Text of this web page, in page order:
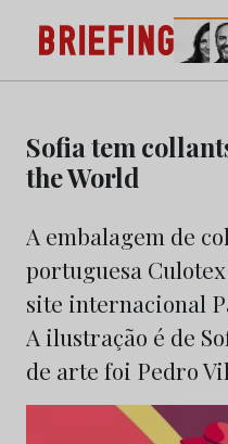
content
Briefing: Todas as
Marketing e da
Sofia tem
the World
A embalagem de
portuguesa
site internacional
A ilustração é de
de arte foi Pedro